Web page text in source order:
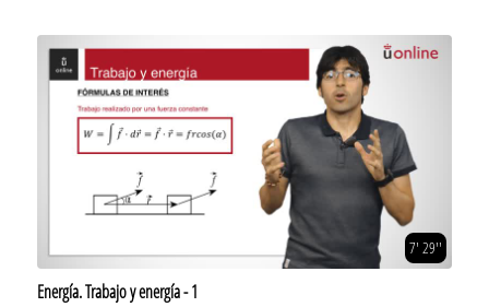
7' 29''
Energía. Trabajo y energía - 1